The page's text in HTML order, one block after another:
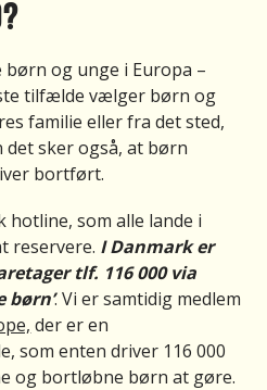
og unge i Europa –
tilfælde vælger børn og
familie eller fra det sted,
sker også, at børn
bortført.
hotline, som alle lande i
reservere. I Danmark er
tlf. 116 000 via
børn’. Vi er samtidig medlem
der er en
som enten driver 116 000
og bortløbne børn at gøre.